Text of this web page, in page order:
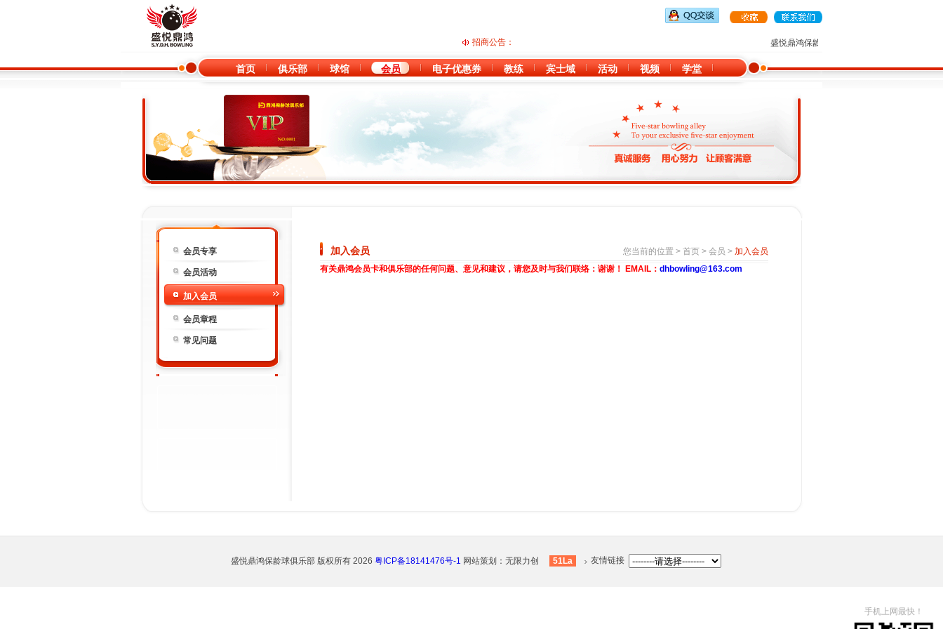
招商公告： 盛悦鼎鸿保龄球俱乐部诚招全国各地大型购
首页 俱乐部 球馆 会员 电子优惠券 教练 宾士域 活动 视频 学堂
会员专享
会员活动
加入会员
会员章程
常见问题
加入会员 您当前的位置 > 首页 > 会员 > 加入会员
有关鼎鸿会员卡和俱乐部的任何问题、意见和建议，请您及时与我们联络：谢谢！ EMAIL： dhbowling@163.com
盛悦鼎鸿保龄球俱乐部 版权所有 2026 粤ICP备18141476号-1 网站策划： 无限力创 51La 友情链接
手机上网最快！